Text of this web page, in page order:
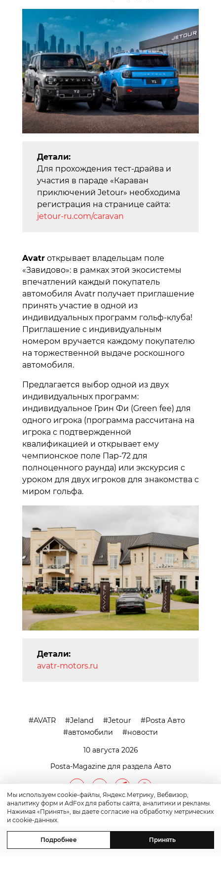
Детали:
Для прохождения тест-драйва и
участия в параде «Караван
приключений Jetour» необходима
регистрация на странице сайта:
jetour-ru.com/caravan
Avatr открывает владельцам поле
«Завидово»: в рамках этой экосистемы
впечатлений каждый покупатель
автомобиля Avatr получает приглашение
принять участие в одной из
индивидуальных программ гольф-клуба!
Приглашение с индивидуальным
номером вручается каждому покупателю
на торжественной выдаче роскошного
автомобиля.
Предлагается выбор одной из двух
индивидуальных программ:
индивидуальное Грин Фи (Green fee) для
одного игрока (программа рассчитана на
игрока с подтвержденной
квалификацией и открывает ему
чемпионское поле Пар-72 для
полноценного раунда) или экскурсия с
уроком для двух игроков для знакомства с
миром гольфа.
Детали:
avatr-motors.ru
AVATR Jeland Jetour
Posta Авто
автомобили
новости
10 августа 2026
Posta-Magazine для раздела Авто
Мы используем cookie-файлы, Яндекс.Метрику, Вебвизор,
аналитику форм и AdFox для работы сайта, аналитики и рекламы.
Нажимая «Принять», вы даете согласие на обработку метрических
и cookie-данных.
Подробнее Принять